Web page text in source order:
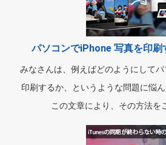
パソコンでiPhone 写真を印刷
みなさんは、例えばどのようにして
印刷するか、というような問題に悩ん
この文章により、その方法を